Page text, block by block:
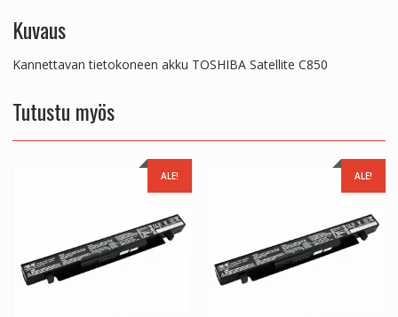
Kuvaus
Kannettavan tietokoneen akku TOSHIBA Satellite C850
Tutustu myös
ALE! ALE!